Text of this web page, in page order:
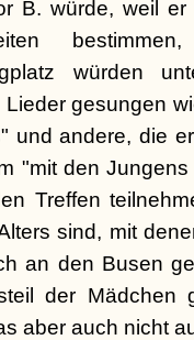
B. würde, weil
würden
gesungen
und andere, die
"mit den
Treffen
sind, mit
an den Busen
der Mädchen
aber auch nicht